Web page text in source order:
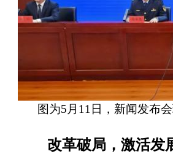
图为5月11日，新闻发布
改革破局，激活发